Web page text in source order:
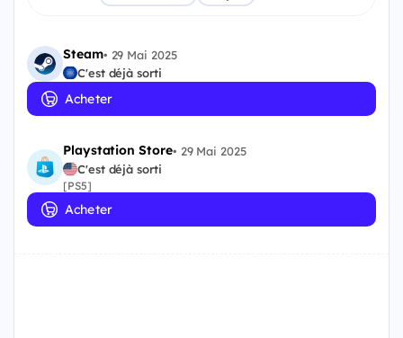
Steam• 29 Mai 2025
C'est déjà sorti
Acheter
Playstation Store• 29 Mai 2025
C'est déjà sorti
[PS5]
Acheter